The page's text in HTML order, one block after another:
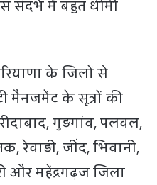
में बहुत धीमी
के जिलों से
मैनजमेंट के सूत्रों की
गुड़गांव, पलवल,
रेवाड़ी, जींद, भिवानी,
और महेंद्रगढ़ज जिला